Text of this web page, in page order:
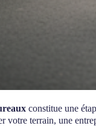
constitue une
votre terrain, une